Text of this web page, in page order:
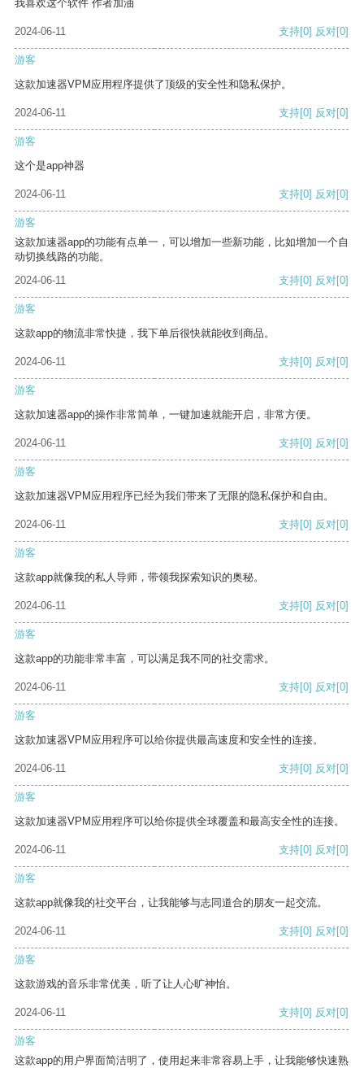
我喜欢这个软件 作者加油
2024-06-11 支持[0] 反对[0]
游客
这款加速器VPM应用程序提供了顶级的安全性和隐私保护。
2024-06-11 支持[0] 反对[0]
游客
这个是app神器
2024-06-11 支持[0] 反对[0]
游客
这款加速器app的功能有点单一，可以增加一些新功能，比如增加一个自
动切换线路的功能。
2024-06-11
支持[0] 反对[0]
游客
这款app的物流非常快捷，我下单后很快就能收到商品。
2024-06-11 支持[0] 反对[0]
游客
这款加速器app的操作非常简单，一键加速就能开启，非常方便。
2024-06-11 支持[0] 反对[0]
游客
这款加速器VPM应用程序已经为我们带来了无限的隐私保护和自由。
2024-06-11 支持[0] 反对[0]
游客
这款app就像我的私人导师，带领我探索知识的奥秘。
2024-06-11 支持[0] 反对[0]
游客
这款app的功能非常丰富，可以满足我不同的社交需求。
2024-06-11 支持[0] 反对[0]
游客
这款加速器VPM应用程序可以给你提供最高速度和安全性的连接。
2024-06-11 支持[0] 反对[0]
游客
这款加速器VPM应用程序可以给你提供全球覆盖和最高安全性的连接。
2024-06-11 支持[0] 反对[0]
游客
这款app就像我的社交平台，让我能够与志同道合的朋友一起交流。
2024-06-11 支持[0] 反对[0]
游客
这款游戏的音乐非常优美，听了让人心旷神怡。
2024-06-11 支持[0] 反对[0]
游客
这款app的用户界面简洁明了，使用起来非常容易上手，让我能够快速熟